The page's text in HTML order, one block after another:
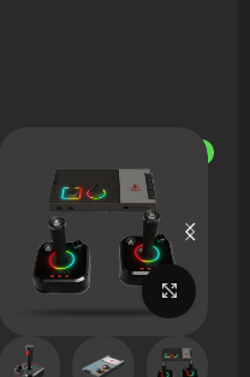
ناموجود
برای بزرگنمایی کلیک کنید